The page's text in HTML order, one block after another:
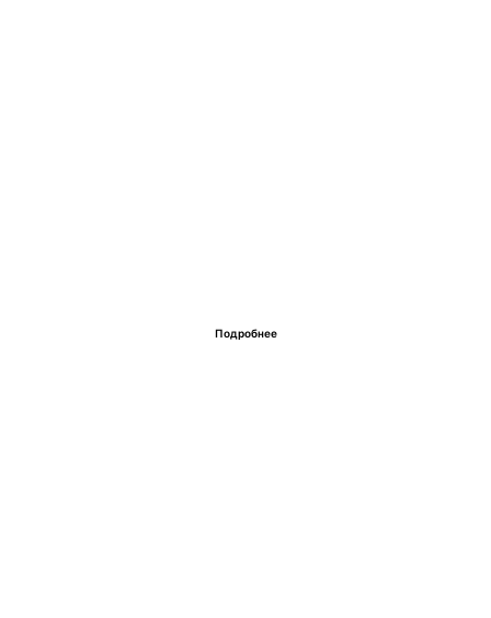
Подробнее